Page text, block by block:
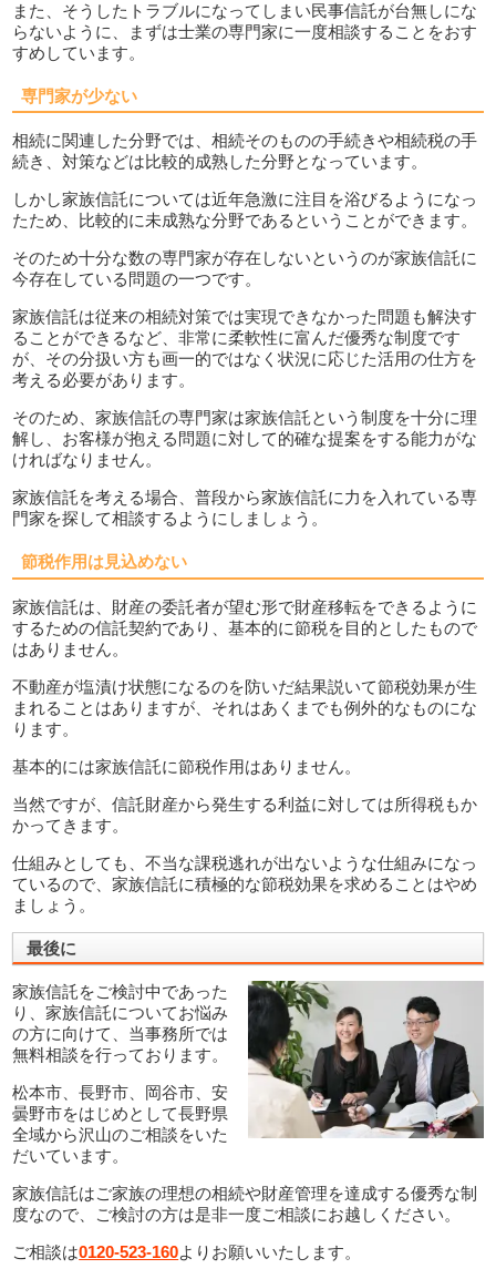
また、そうしたトラブルになってしまい民事信託が台無しにな
らないように、まずは士業の専門家に一度相談することをおす
すめしています。
専門家が少ない
相続に関連した分野では、相続そのものの手続きや相続税の手
続き、対策などは比較的成熟した分野となっています。
しかし家族信託については近年急激に注目を浴びるようになっ
たため、比較的に未成熟な分野であるということができます。
そのため十分な数の専門家が存在しないというのが家族信託に
今存在している問題の一つです。
家族信託は従来の相続対策では実現できなかった問題も解決す
ることができるなど、非常に柔軟性に富んだ優秀な制度です
が、その分扱い方も画一的ではなく状況に応じた活用の仕方を
考える必要があります。
そのため、家族信託の専門家は家族信託という制度を十分に理
解し、お客様が抱える問題に対して的確な提案をする能力がな
ければなりません。
家族信託を考える場合、普段から家族信託に力を入れている専
門家を探して相談するようにしましょう。
節税作用は見込めない
家族信託は、財産の委託者が望む形で財産移転をできるように
するための信託契約であり、基本的に節税を目的としたもので
はありません。
不動産が塩漬け状態になるのを防いだ結果説いて節税効果が生
まれることはありますが、それはあくまでも例外的なものにな
ります。
基本的には家族信託に節税作用はありません。
当然ですが、信託財産から発生する利益に対しては所得税もか
かってきます。
仕組みとしても、不当な課税逃れが出ないような仕組みになっ
ているので、家族信託に積極的な節税効果を求めることはやめ
ましょう。
最後に
家族信託をご検討中であった
り、家族信託についてお悩み
の方に向けて、当事務所では
無料相談を行っております。
松本市、長野市、岡谷市、安
曇野市をはじめとして長野県
全域から沢山のご相談をいた
だいています。
家族信託はご家族の理想の相続や財産管理を達成する優秀な制
度なので、ご検討の方は是非一度ご相談にお越しください。
ご相談は0120-523-160よりお願いいたします。